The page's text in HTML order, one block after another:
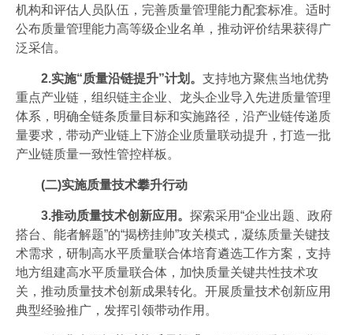
机构和评估人员队伍，完善质量管理能力配套标准。适时
公布质量管理能力高等级企业名单，推动评价结果获得广
泛采信。
2.实施“质量沿链提升”计划。 支持地方聚焦当地优势
重点产业链，组织链主企业、龙头企业导入先进质量管理
体系，明确全链条质量目标和实施路径，沿产业链传递质
量要求，带动产业链上下游企业质量联动提升，打造一批
产业链质量一致性管控样板。
(二)实施质量技术攀升行动
3.推动质量技术创新应用。 探索采用“企业出题、政府
搭台、能者解题”的“揭榜挂帅”攻关模式，凝练质量关键技
术需求，研制高水平质量联合体培育遴选工作方案，支持
地方组建高水平质量联合体，加快质量关键共性技术攻
关，推动质量技术创新成果转化。开展质量技术创新应用
典型经验推广，发挥引领带动作用。